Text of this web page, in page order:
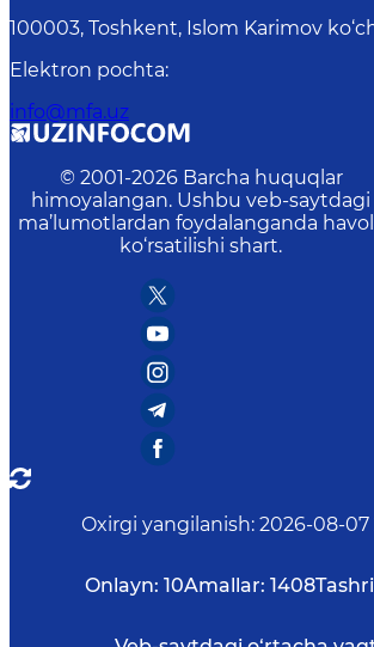
100003, Toshkent, Islom Karimov
Elektron pochta:
info@mfa.uz
© 2001-2026 Barcha huquqlar
himoyalangan. Ushbu veb-saytdagi
ma’lumotlardan foydalanganda
ko‘rsatilishi shart.
Oxirgi yangilanish: 2026-08-07
Onlayn: 10Amallar: 1408